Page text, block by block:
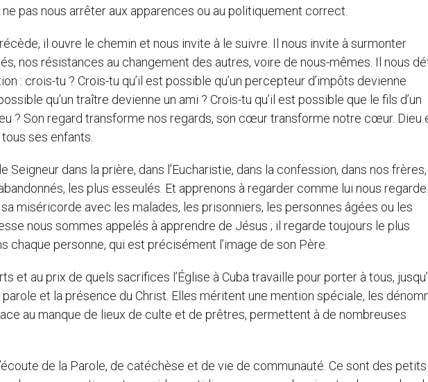
pas nous arrêter aux apparences ou au politiquement correct.
il ouvre le chemin et nous invite à le suivre. Il nous invite à surmonter
nos résistances au changement des autres, voire de nous-mêmes. Il nous
: crois-tu ? Crois-tu qu’il est possible qu’un percepteur d’impôts devienne
qu’un traître devienne un ami ? Crois-tu qu’il est possible que le fils d’un
? Son regard transforme nos regards, son cœur transforme notre cœur. Dieu
ses enfants.
Seigneur dans la prière, dans l’Eucharistie, dans la confession, dans nos frères,
les plus esseulés. Et apprenons à regarder comme lui nous regarde.
miséricorde avec les malades, les prisonniers, les personnes âgées ou les
nous sommes appelés à apprendre de Jésus ; il regarde toujours le plus
chaque personne, qui est précisément l’image de son Père.
et au prix de quels sacrifices l’Église à Cuba travaille pour porter à tous,
et la présence du Christ. Elles méritent une mention spéciale, les
au manque de lieux de culte et de prêtres, permettent à de nombreuses
de la Parole, de catéchèse et de vie de communauté. Ce sont des petits